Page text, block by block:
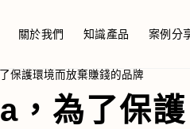
關於我們 知識產品 案例分
保護環境而放棄賺錢的品牌
，為了保護